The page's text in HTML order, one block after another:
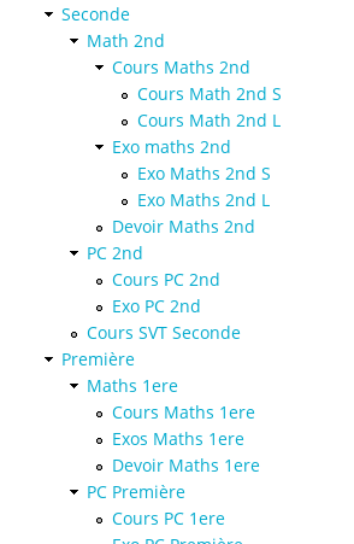
Seconde
Math 2nd
Cours Maths 2nd
Cours Math 2nd S
Cours Math 2nd L
Exo maths 2nd
Exo Maths 2nd S
Exo Maths 2nd L
Devoir Maths 2nd
PC 2nd
Cours PC 2nd
Exo PC 2nd
Cours SVT Seconde
Première
Maths 1ere
Cours Maths 1ere
Exos Maths 1ere
Devoir Maths 1ere
PC Première
Cours PC 1ere